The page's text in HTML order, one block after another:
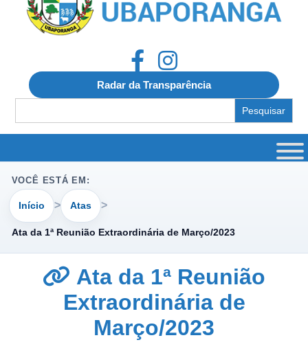
Radar da Transparência
for:
VOCÊ ESTÁ EM:
Início Atas
Ata da 1ª Reunião Extraordinária de Março/2023
Ata da 1ª Reunião
Extraordinária de
Março/2023